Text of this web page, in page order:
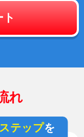
ト
れ
テップを